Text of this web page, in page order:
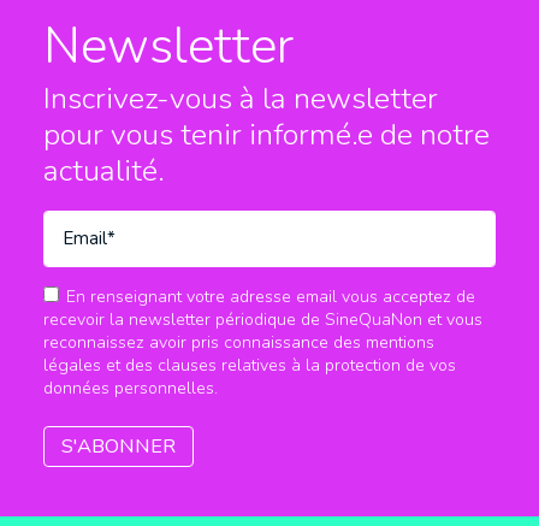
Newsletter
Inscrivez-vous à la newsletter
pour vous tenir informé.e de notre
actualité.
En renseignant votre adresse email vous acceptez de
recevoir la newsletter périodique de SineQuaNon et vous
reconnaissez avoir pris connaissance des mentions
légales et des clauses relatives à la protection de vos
données personnelles.